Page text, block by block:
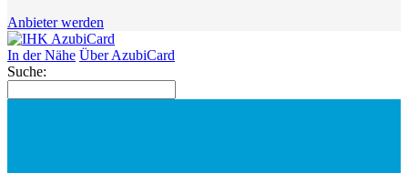
Anbieter werden
In der Nähe Über AzubiCard
Suche: